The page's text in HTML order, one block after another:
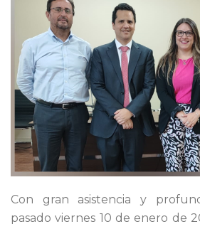
Con gran asistencia y
pasado viernes 10 de enero de